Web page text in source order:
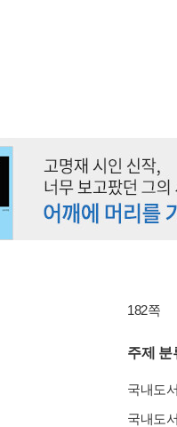
182쪽
주제 분
국내도
국내도